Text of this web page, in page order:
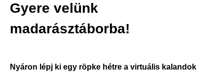
Napja
Verseny
Gyere velünk
madarásztáborba!
Nyáron lépj ki egy röpke hétre a virtuális kalandok